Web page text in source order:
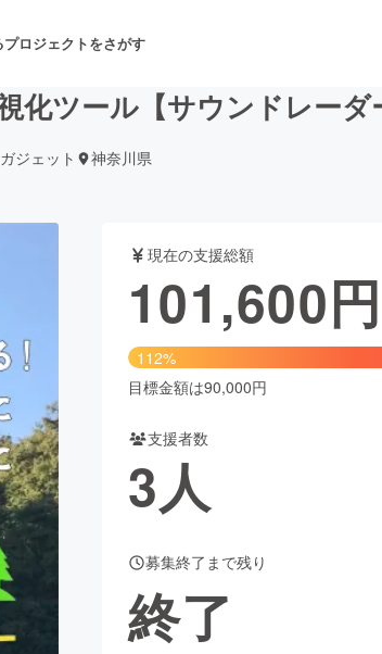
プロジェクトをさがす
舞台・パフォーマンス
ファッシ
ビューティー・ヘルスケア
Creation
ツール【サウンドレーダ
ジェット 神奈川県
現在の支援総額
101,600円
112%
目標金額は90,000円
支援者数
3人
募集終了まで残り
終了